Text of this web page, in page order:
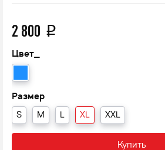
2 800 q
Цвет_
Размер
S M L XL XXL
Купить